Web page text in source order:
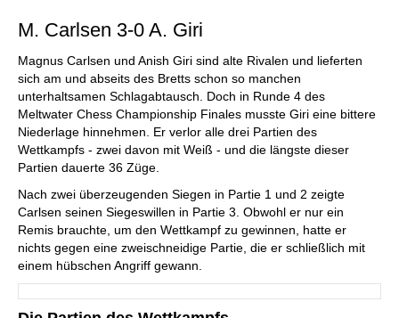
M. Carlsen 3-0 A. Giri
Magnus Carlsen und Anish Giri sind alte Rivalen und lieferten
sich am und abseits des Bretts schon so manchen
unterhaltsamen Schlagabtausch. Doch in Runde 4 des
Meltwater Chess Championship Finales musste Giri eine bittere
Niederlage hinnehmen. Er verlor alle drei Partien des
Wettkampfs - zwei davon mit Weiß - und die längste dieser
Partien dauerte 36 Züge.
Nach zwei überzeugenden Siegen in Partie 1 und 2 zeigte
Carlsen seinen Siegeswillen in Partie 3. Obwohl er nur ein
Remis brauchte, um den Wettkampf zu gewinnen, hatte er
nichts gegen eine zweischneidige Partie, die er schließlich mit
einem hübschen Angriff gewann.